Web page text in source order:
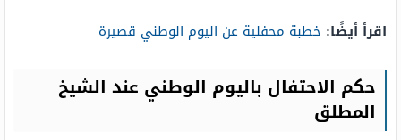
اقرأ أيضًا: خطبة محفلية عن اليوم الوطني قصيرة
حكم الاحتفال باليوم الوطني عند الشيخ
المطلق